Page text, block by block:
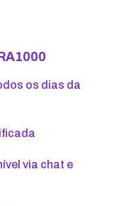
os dias da
via chat e